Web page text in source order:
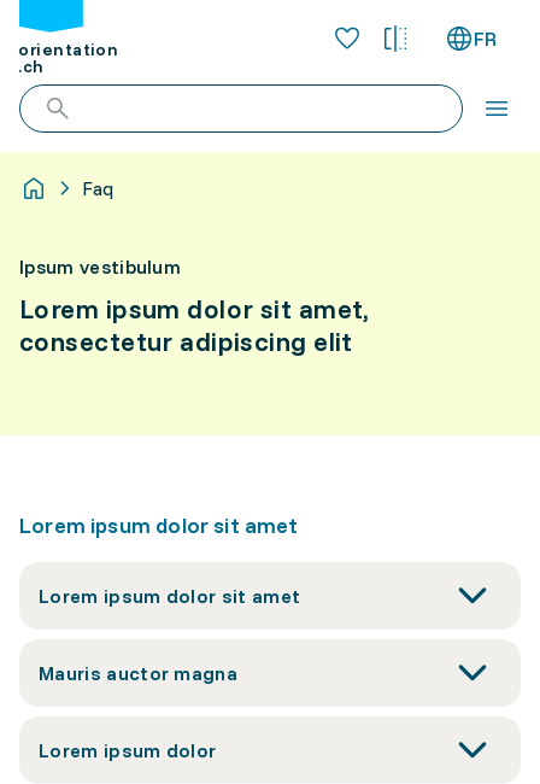
orientation
.ch
FR
Faq
Ipsum vestibulum
Lorem ipsum dolor sit amet,
consectetur adipiscing elit
Lorem ipsum dolor sit amet
Lorem ipsum dolor sit amet
Mauris auctor magna
Lorem ipsum dolor